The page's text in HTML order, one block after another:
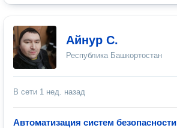
Айнур С.
Республика Башкортостан
В сети 1 нед. назад
Автоматизация систем безопасности